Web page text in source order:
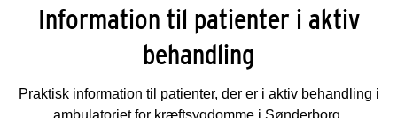
Information til patienter i aktiv
behandling
Praktisk information til patienter, der er i aktiv behandling i
ambulatoriet for kræftsygdomme i Sønderborg.